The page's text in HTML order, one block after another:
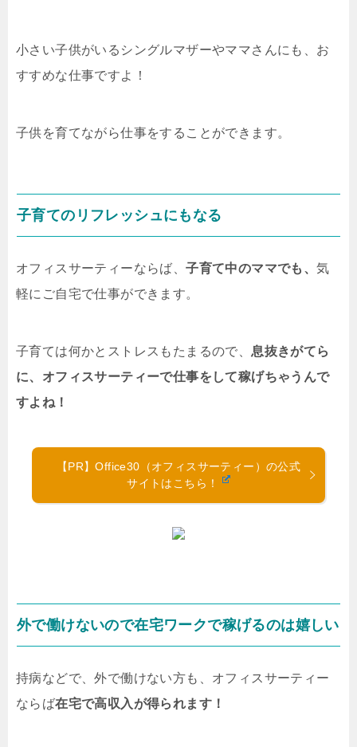
小さい子供がいるシングルマザーやママさんにも、お
すすめな仕事ですよ！
子供を育てながら仕事をすることができます。
子育てのリフレッシュにもなる
オフィスサーティーならば、子育て中のママでも、気
軽にご自宅で仕事ができます。
子育ては何かとストレスもたまるので、 息抜きがてら
に、オフィスサーティーで仕事をして稼げちゃうんで
すよね！
【PR】Office30（オフィスサーティー）の公式
サイトはこちら！
外で働けないので在宅ワークで稼げるのは嬉しい
持病などで、外で働けない方も、オフィスサーティー
ならば在宅で高収入が得られます！